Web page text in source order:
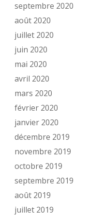
septembre 2020
août 2020
juillet 2020
juin 2020
mai 2020
avril 2020
mars 2020
février 2020
janvier 2020
décembre 2019
novembre 2019
octobre 2019
septembre 2019
août 2019
juillet 2019